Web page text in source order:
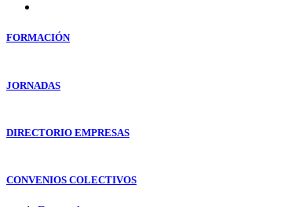
FORMACIÓN
JORNADAS
DIRECTORIO EMPRESAS
CONVENIOS COLECTIVOS